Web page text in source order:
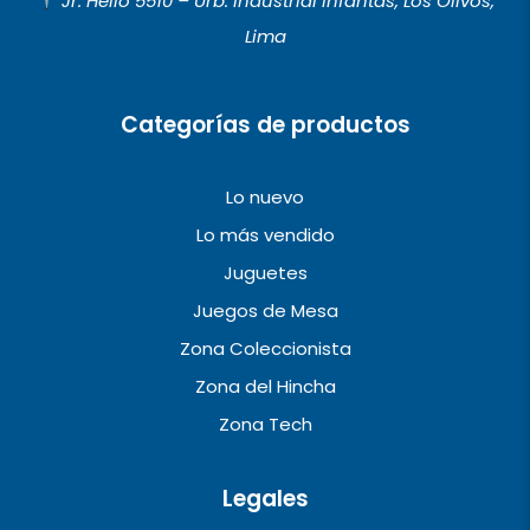
o r
a
e
Lima
Categorías de productos
Lo nuevo
Lo más vendido
Juguetes
Juegos de Mesa
Zona Coleccionista
Zona del Hincha
Zona Tech
Legales